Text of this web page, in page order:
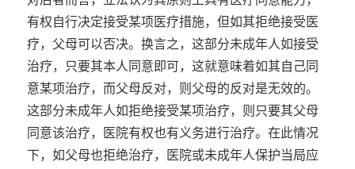
有权自行决定接受某项医疗措施，但如其拒绝接受医
疗，父母可以否决。换言之，这部分未成年人如接受
治疗，只要其本人同意即可，这就意味着如其自己同
意某项治疗，而父母反对，则父母的反对是无效的。
这部分未成年人如拒绝接受某项治疗，则只要其父母
同意该治疗，医院有权也有义务进行治疗。在此情况
下，如父母也拒绝治疗，医院或未成年人保护当局应